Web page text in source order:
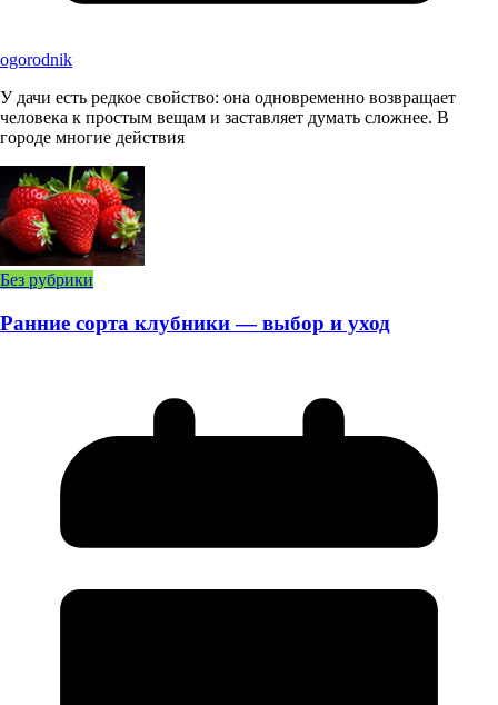
ogorodnik
У дачи есть редкое свойство: она одновременно возвращает
человека к простым вещам и заставляет думать сложнее. В
городе многие действия
Без рубрики
Ранние сорта клубники — выбор и уход